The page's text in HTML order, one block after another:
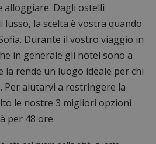
Dagli ostelli
lusso, la scelta è vostra quando
Durante il vostro viaggio in
in generale gli hotel sono a
la rende un luogo ideale per chi
Per aiutarvi a restringere la
le nostre 3 migliori opzioni
per 48 ore.